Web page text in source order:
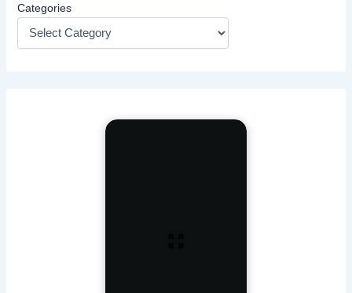
Categories